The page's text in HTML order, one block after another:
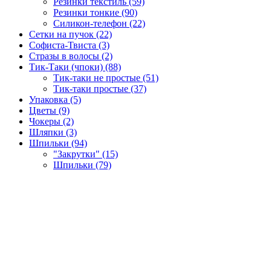
Резинки тонкие (90)
Силикон-телефон (22)
Сетки на пучок (22)
Софиста-Твиста (3)
Стразы в волосы (2)
Тик-Таки (чпоки) (88)
Тик-таки не простые (51)
Тик-таки простые (37)
Упаковка (5)
Цветы (9)
Чокеры (2)
Шляпки (3)
Шпильки (94)
"Закрутки" (15)
Шпильки (79)